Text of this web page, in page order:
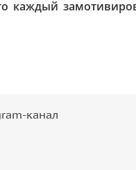
каждый
канал